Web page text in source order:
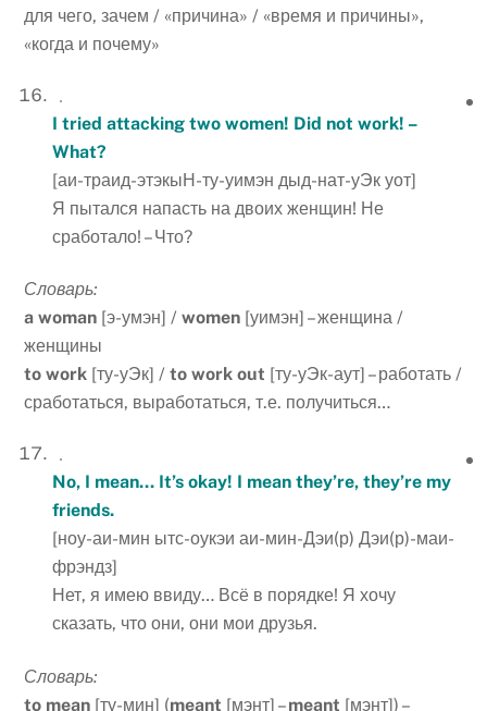
для чего, зачем / «причина» / «время и причины»,
«когда и почему»
I tried attacking two women! Did not work! –
What?
[аи-траид-этэкыН-ту-уимэн дыд-нат-уЭк уот]
Я пытался напасть на двоих женщин! Не
сработало! – Что?
Словарь:
a woman [э-умэн] /women [уимэн] – женщина /
женщины
to work [ту-уЭк] /to work out [ту-уЭк-аут] – работать /
сработаться, выработаться, т.е. получиться…
No, I mean… It’s okay! I mean they’re, they’re my
friends.
[ноу-аи-мин ытс-оукэи аи-мин-Дэи(р) Дэи(р)-маи-
фрэндз]
Нет, я имею ввиду… Всё в порядке! Я хочу
сказать, что они, они мои друзья.
Словарь:
to mean [ту-мин] (meant [мэнт] –meant [мэнт]) –